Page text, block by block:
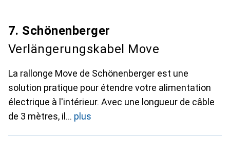
7. Schönenberger
Verlängerungskabel Move
La rallonge Move de Schönenberger est une
solution pratique pour étendre votre alimentation
électrique à l'intérieur. Avec une longueur de câble
de 3 mètres, il
plus